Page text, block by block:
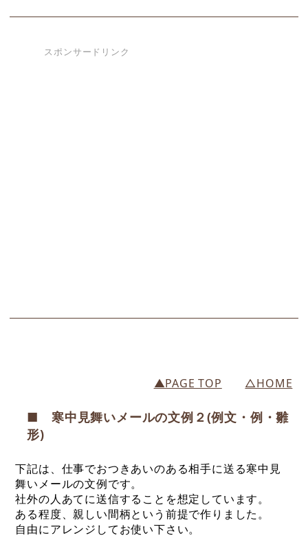
スポンサードリンク
▲PAGE TOP △HOME
■ 寒中見舞いメールの文例２(例文・例・雛
形)
下記は、仕事でおつきあいのある相手に送る寒中見
舞いメールの文例です。
社外の人あてに送信することを想定しています。
ある程度、親しい間柄という前提で作りました。
自由にアレンジしてお使い下さい。